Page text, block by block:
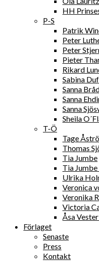
HH
P-S
Patrik
Peter
Peter
Pieter
Rikard
Sabina
Sanna
Sanna
Sanna
Sheila
T-Ö
Tage
Thomas
Tia Jumbe
Tia Jumbe
Ulrika
Veronica
Veronika
Victoria
Åsa
Förlaget
Senaste
Press
Kontakt